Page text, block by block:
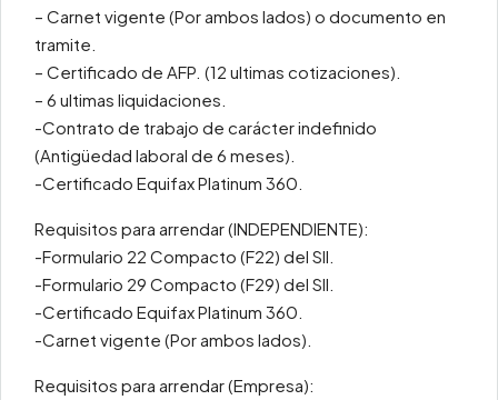
– Carnet vigente (Por ambos lados) o documento en
tramite.
– Certificado de AFP. (12 ultimas cotizaciones).
– 6 ultimas liquidaciones.
-Contrato de trabajo de carácter indefinido
(Antigüedad laboral de 6 meses).
-Certificado Equifax Platinum 360.
Requisitos para arrendar (INDEPENDIENTE):
-Formulario 22 Compacto (F22) del SII.
-Formulario 29 Compacto (F29) del SII.
-Certificado Equifax Platinum 360.
-Carnet vigente (Por ambos lados).
Requisitos para arrendar (Empresa):